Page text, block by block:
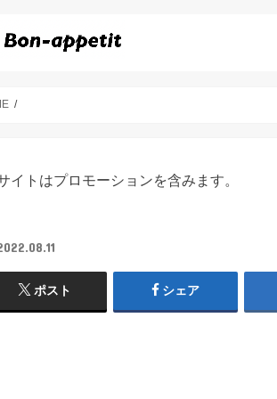
イトはプロモーションを含みます。
ポスト シェア